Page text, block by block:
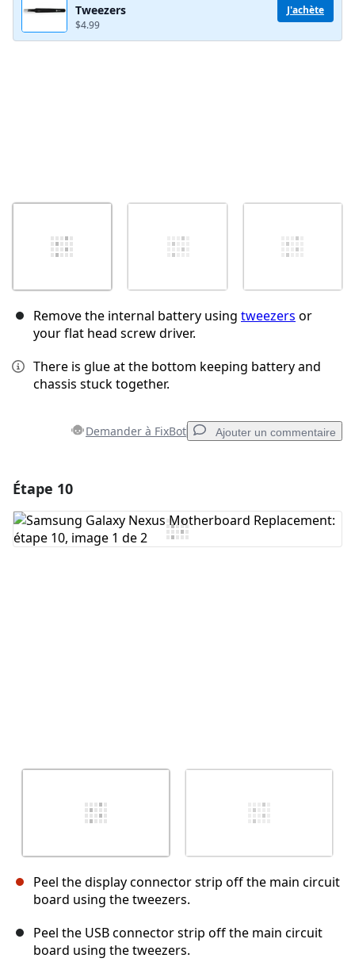
Tweezers
$4.99
J'achète
Remove the internal battery using tweezers or
your flat head screw driver.
There is glue at the bottom keeping battery and
chassis stuck together.
Demander à FixBot Ajouter un commentaire
Ajouter un commentaire
Étape 10
Peel the display connector strip off the main circuit
board using the tweezers.
Peel the USB connector strip off the main circuit
board using the tweezers.